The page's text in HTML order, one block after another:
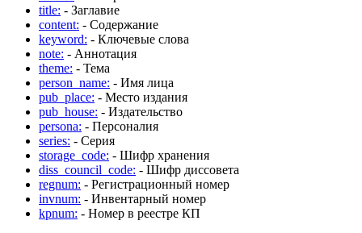
title: - Заглавие
content: - Содержание
keyword: - Ключевые слова
note: - Аннотация
theme: - Тема
person_name: - Имя лица
pub_place: - Место издания
pub_house: - Издательство
persona: - Персоналия
series: - Серия
storage_code: - Шифр хранения
diss_council_code: - Шифр диссовета
regnum: - Регистрационный номер
invnum: - Инвентарный номер
kpnum: - Номер в реестре КП